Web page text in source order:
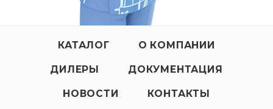
КАТАЛОГ О КОМПАНИИ
ДИЛЕРЫ ДОКУМЕНТАЦИЯ
НОВОСТИ КОНТАКТЫ